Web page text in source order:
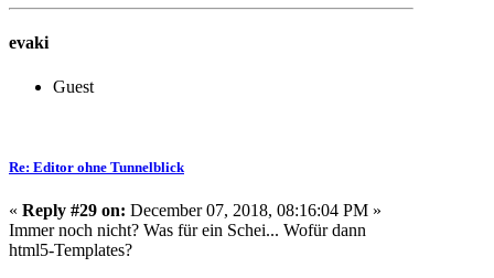
evaki
Guest
Re: Editor ohne Tunnelblick
« Reply #29 on: December 07, 2018, 08:16:04 PM »
Immer noch nicht? Was für ein Schei... Wofür dann
html5-Templates?